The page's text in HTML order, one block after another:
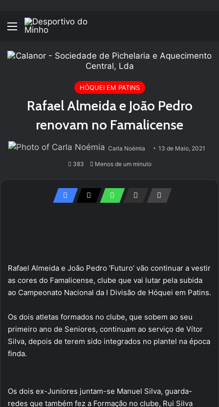
Menu
HÓQUEI EM PATINS
Rafael Almeida e João Pedro
renovam no Famalicense
Carla Noémia 13 de Maio, 2021
383 Menos de um minuto
Rafael Almeida e João Pedro ‘Futuro’ vão continuar a vestir
as cores do Famalicense, clube que vai lutar pela subida
ao Campeonato Nacional da I Divisão de Hóquei em Patins.
Os dois atletas formados no clube, que sobem ao seu
primeiro ano de Seniores, continuam ao serviço de Vítor
Silva, depois de terem sido integrados no plantel na época
finda.
Os dois ex-Juniores juntam-se Manuel Silva, guarda-
redes que também fez a Formação no clube, Rui Silva